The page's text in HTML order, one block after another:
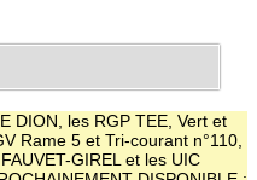
DION, les RGP TEE, Vert et
Rame 5 et Tri-courant n°110,
GIREL et les UIC